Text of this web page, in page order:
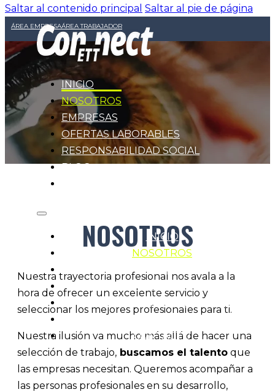
Saltar al contenido principal Saltar al pie de página
ÁREA EMPRESAÁREA TRABAJADOR
INICIO
NOSOTROS
EMPRESAS
OFERTAS LABORABLES
RESPONSABILIDAD SOCIAL
BLOG
INICIO
NOSOTROS
EMPRESAS
OFERTAS LABORABLES
RESPONSABILIDAD SOCIAL
CONTACTO
NOSOTROS
Nuestra trayectoria profesional nos avala a la
hora de ofrecer un excelente servicio y
seleccionar los mejores profesionales para ti.
Nuestra ilusión va mucho más allá de hacer una
selección de trabajo, buscamos el talento que
las empresas necesitan. Queremos acompañar a
las personas profesionales en su desarrollo,